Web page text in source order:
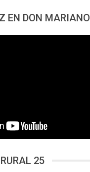
EN DON MARIANO
25